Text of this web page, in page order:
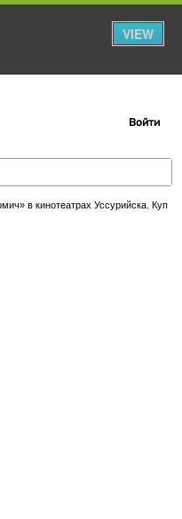
VIEW
Войти
в кинотеатрах Уссурийска. Купить билеты!